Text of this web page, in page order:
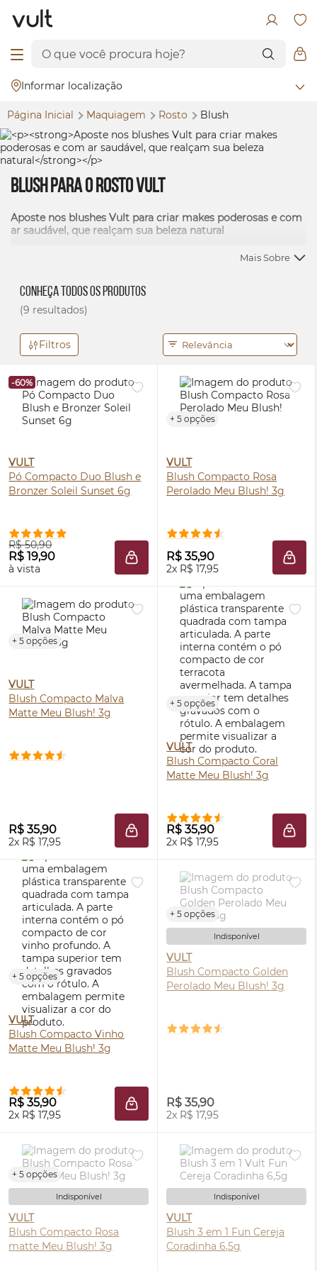
Informar localização
Página Inicial Maquiagem Rosto Blush
Blushpara o Rosto Vult
Aposte nos blushes Vult para criar makes poderosas e com
ar saudável, que realçam sua beleza natural
Mais Sobre
Conheça todos os produtos
(9 resultados)
Filtros
-60%
VULT
Pó Compacto Duo Blush e
Bronzer Soleil Sunset 6g
R$ 50,90
R$ 19,90
à vista ADICIONAR À SACOLA
+ 5 opções
VULT
Blush Compacto Rosa
Perolado Meu Blush! 3g
R$ 35,90
2x R$ 17,95
+ 5 opções
VULT
Blush Compacto Malva
Matte Meu Blush! 3g
R$ 35,90
2x R$ 17,95 ADICIONAR À SACOLA
+ 5 opções
VULT
Blush Compacto Coral
Matte Meu Blush! 3g
R$ 35,90
2x R$ 17,95
+ 5 opções
VULT
Blush Compacto Vinho
Matte Meu Blush! 3g
R$ 35,90
2x R$ 17,95 ADICIONAR À SACOLA
+ 5 opções
Indisponível
VULT
Blush Compacto Golden
Perolado Meu Blush! 3g
R$ 35,90
2x R$ 17,95
+ 5 opções
Indisponível
VULT
Blush Compacto Rosa
matte Meu Blush! 3g
Indisponível
VULT
Blush 3 em 1 Fun Cereja
Coradinha 6,5g